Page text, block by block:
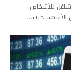
للأشخاص
الأسهم حيث...